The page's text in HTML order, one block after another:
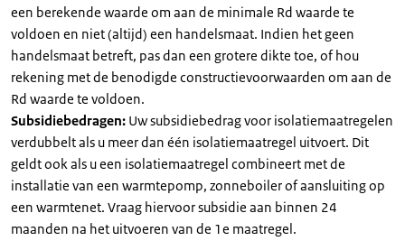
een berekende waarde om aan de minimale Rd waarde te
voldoen en niet (altijd) een handelsmaat. Indien het geen
handelsmaat betreft, pas dan een grotere dikte toe, of hou
rekening met de benodigde constructievoorwaarden om aan de
Rd waarde te voldoen.
Subsidiebedragen: Uw subsidiebedrag voor isolatiemaatregelen
verdubbelt als u meer dan één isolatiemaatregel uitvoert. Dit
geldt ook als u een isolatiemaatregel combineert met de
installatie van een warmtepomp, zonneboiler of aansluiting op
een warmtenet. Vraag hiervoor subsidie aan binnen 24
maanden na het uitvoeren van de 1e maatregel.